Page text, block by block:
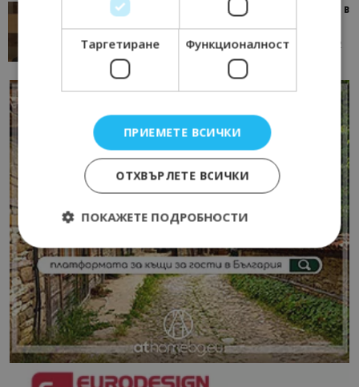
Тим Браун: Хотелите губят пари заради грешки в
AI Travel Economy с Елица Стоилова 13/07/2026 09:02
Таргетиране Функционалност
ПРИЕМЕТЕ ВСИЧКИ
ОТХВЪРЛЕТЕ ВСИЧКИ
ПОКАЖЕТЕ ПОДРОБНОСТИ
Строго необходимо
Ефективност
Таргетиране
Функционалност
Строго необходимите бисквитки позволяват
основната функционалност на уебсайта, като
потребителско влизане и управление на
акаунта. Уебсайтът не може да се използва
правилно без строго необходими бисквитки.